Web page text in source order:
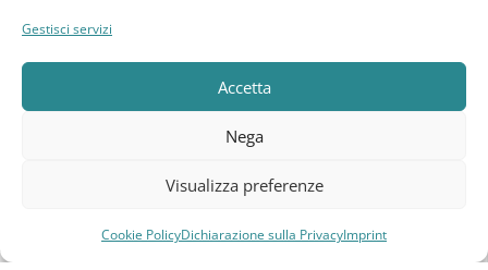
Gestisci servizi
Accetta
Nega
Visualizza preferenze
Cookie PolicyDichiarazione sulla PrivacyImprint
CLIENTE
Bacheca cliente
Lista dei desideri
CarrelloMenu